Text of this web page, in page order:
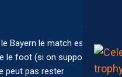
Bayern le match est
le foot (si on supporte le
peut pas rester